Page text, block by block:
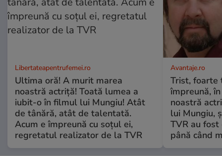
Libertateapentrufemei.ro
Ultima oră! A murit marea
noastră actriță! Toată lumea a
iubit-o în filmul lui Mungiu! Atât
de tânără, atât de talentată.
Acum e împreună cu soțul ei,
regretatul realizator de la TVR
Avantaje.ro
Trist, foarte
împreună,
noastră
lui Mungiu,
TVR au
până când